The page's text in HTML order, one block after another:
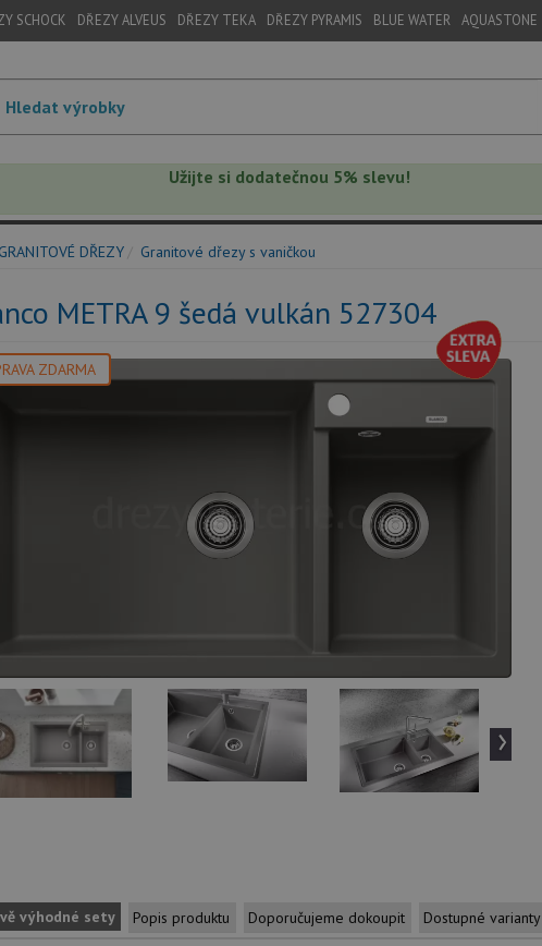
SCHOCK DŘEZY ALVEUS DŘEZY TEKA DŘEZY PYRAMIS BLUE WATER AQUASTONE
Užijte si dodatečnou 5% slevu!
GRANITOVÉ DŘEZY Granitové dřezy s vaničkou
METRA 9 šedá vulkán 527304
ZDARMA
›
výhodné sety Popis produktu Doporučujeme dokoupit Dostupné varianty